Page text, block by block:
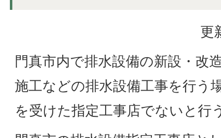
更
門真市内で排水設備の新設・改
施工などの排水設備工事を行う
を受けた指定工事店でないと行